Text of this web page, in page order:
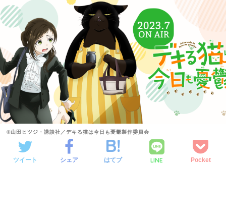
©山田ヒツジ・講談社／デキる猫は今日も憂鬱製作委員会
ツイート シェア はてブ LINE Pocket